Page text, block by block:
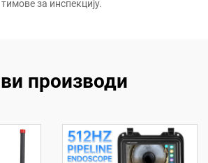
тимове за инспекцију.
производи